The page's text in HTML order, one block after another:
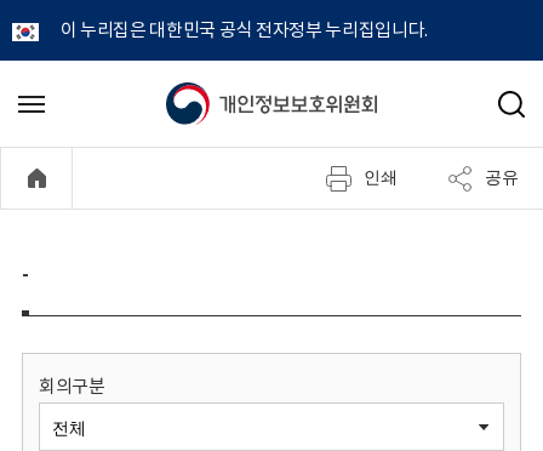
이 누리집은 대한민국 공식 전자정부 누리집입니다.
개
정
보
메
기
검
인쇄 공유
-
회의구분